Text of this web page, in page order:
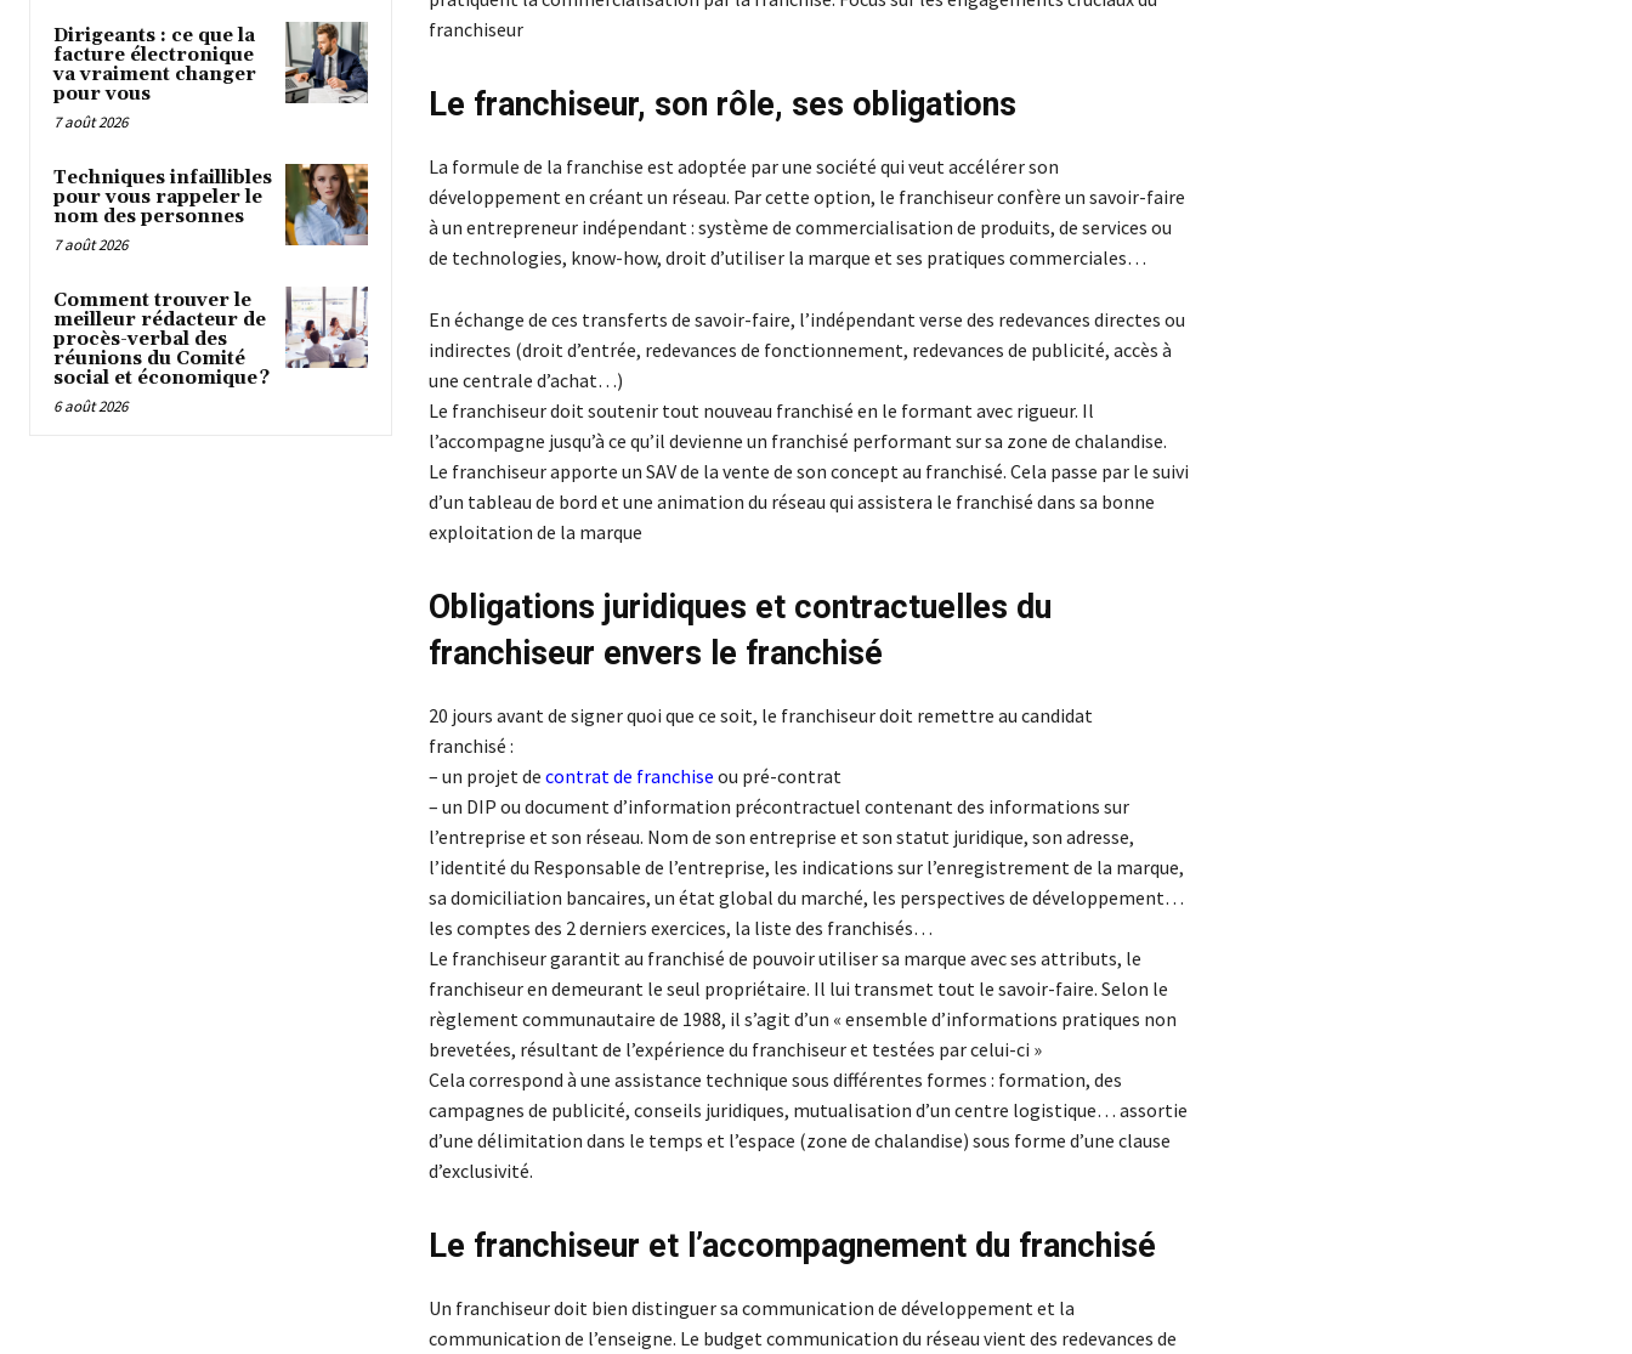
Dirigeants : ce que la
facture électronique
va vraiment changer
pour vous
7 août 2026
Techniques infaillibles
pour vous rappeler le
nom des personnes
7 août 2026
Comment trouver le
meilleur rédacteur de
procès-verbal des
réunions du Comité
social et économique ?
6 août 2026
franchiseur
Le franchiseur, son rôle, ses obligations
La formule de la franchise est adoptée par une société qui veut accélérer son
développement en créant un réseau. Par cette option, le franchiseur confère un savoir-faire
à un entrepreneur indépendant : système de commercialisation de produits, de services ou
de technologies, know-how, droit d’utiliser la marque et ses pratiques commerciales…
En échange de ces transferts de savoir-faire, l’indépendant verse des redevances directes ou
indirectes (droit d’entrée, redevances de fonctionnement, redevances de publicité, accès à
une centrale d’achat…)
Le franchiseur doit soutenir tout nouveau franchisé en le formant avec rigueur. Il
l’accompagne jusqu’à ce qu’il devienne un franchisé performant sur sa zone de chalandise.
Le franchiseur apporte un SAV de la vente de son concept au franchisé. Cela passe par le suivi
d’un tableau de bord et une animation du réseau qui assistera le franchisé dans sa bonne
exploitation de la marque
Obligations juridiques et contractuelles du
franchiseur envers le franchisé
20 jours avant de signer quoi que ce soit, le franchiseur doit remettre au candidat
franchisé :
– un projet de contrat de franchise ou pré-contrat
– un DIP ou document d’information précontractuel contenant des informations sur
l’entreprise et son réseau. Nom de son entreprise et son statut juridique, son adresse,
l’identité du Responsable de l’entreprise, les indications sur l’enregistrement de la marque,
sa domiciliation bancaires, un état global du marché, les perspectives de développement…
les comptes des 2 derniers exercices, la liste des franchisés…
Le franchiseur garantit au franchisé de pouvoir utiliser sa marque avec ses attributs, le
franchiseur en demeurant le seul propriétaire. Il lui transmet tout le savoir-faire. Selon le
règlement communautaire de 1988, il s’agit d’un « ensemble d’informations pratiques non
brevetées, résultant de l’expérience du franchiseur et testées par celui-ci »
Cela correspond à une assistance technique sous différentes formes : formation, des
campagnes de publicité, conseils juridiques, mutualisation d’un centre logistique… assortie
d’une délimitation dans le temps et l’espace (zone de chalandise) sous forme d’une clause
d’exclusivité.
Le franchiseur et l’accompagnement du franchisé
Un franchiseur doit bien distinguer sa communication de développement et la
communication de l’enseigne. Le budget communication du réseau vient des redevances de